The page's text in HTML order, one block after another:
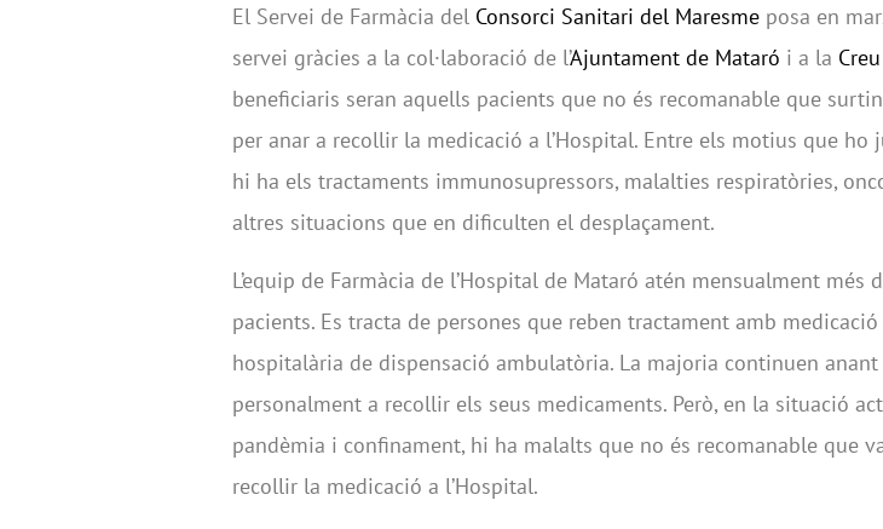
El Servei de Farmàcia del Consorci Sanitari del Maresme posa en
servei gràcies a la col·laboració de l’Ajuntament de Mataró i a la
beneficiaris seran aquells pacients que no és recomanable que
per anar a recollir la medicació a l’Hospital. Entre els motius que ho
hi ha els tractaments immunosupressors, malalties respiratòries,
altres situacions que en dificulten el desplaçament.
L’equip de Farmàcia de l’Hospital de Mataró atén mensualment més
pacients. Es tracta de persones que reben tractament amb medicació
hospitalària de dispensació ambulatòria. La majoria continuen anant
personalment a recollir els seus medicaments. Però, en la situació
pandèmia i confinament, hi ha malalts que no és recomanable que
recollir la medicació a l’Hospital.